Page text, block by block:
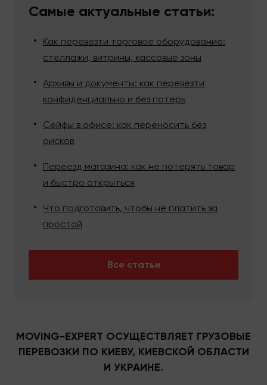
Самые актуальные статьи:
Как перевезти торговое оборудование:
стеллажи, витрины, кассовые зоны
Архивы и документы: как перевезти
конфиденциально и без потерь
Сейфы в офисе: как переносить без
рисков
Переезд магазина: как не потерять товар
и быстро открыться
Что подготовить, чтобы не платить за
простой
Все статьи
MOVING-EXPERT ОСУЩЕСТВЛЯЕТ ГРУЗОВЫЕ
ПЕРЕВОЗКИ ПО КИЕВУ, КИЕВСКОЙ ОБЛАСТИ
И УКРАИНЕ.